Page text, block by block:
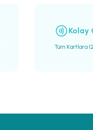
Kolay
Tüm Kartlara